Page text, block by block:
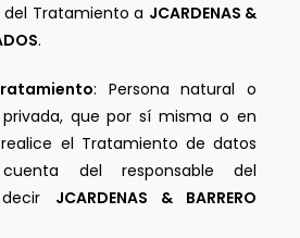
Tratamiento a JCARDENAS &
.
: Persona natural o
que por sí misma o en
el Tratamiento de datos
del responsable del
JCARDENAS & BARRERO